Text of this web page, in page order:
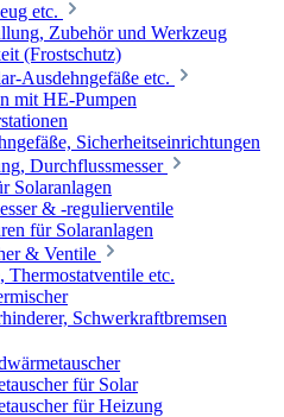
etc.
Zubehör und Werkzeug
(Frostschutz)
Ausdehngefäße etc.
mit HE-Pumpen
Sicherheitseinrichtungen
Durchflussmesser
Solaranlagen
& -regulierventile
für Solaranlagen
& Ventile
Thermostatventile etc.
Schwerkraftbremsen
für Solar
für Heizung